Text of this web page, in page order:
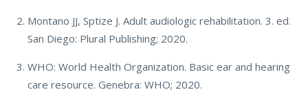
Montano JJ, Sptize J. Adult audiologic rehabilitation. 3. ed.
San Diego: Plural Publishing; 2020.
WHO: World Health Organization. Basic ear and hearing
care resource. Genebra: WHO; 2020.